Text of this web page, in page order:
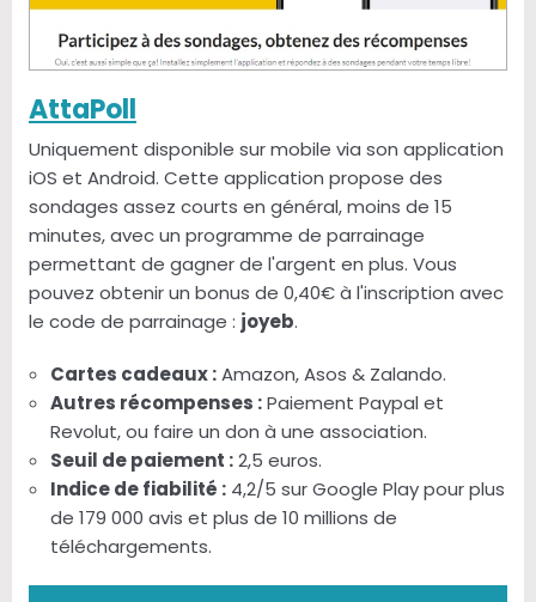
AttaPoll
Uniquement disponible sur mobile via son application
iOS et Android. Cette application propose des
sondages assez courts en général, moins de 15
minutes, avec un programme de parrainage
permettant de gagner de l'argent en plus. Vous
pouvez obtenir un bonus de 0,40€ à l'inscription avec
le code de parrainage : joyeb.
Cartes cadeaux :Amazon, Asos & Zalando.
Autres récompenses :Paiement Paypal et
Revolut, ou faire un don à une association.
Seuil de paiement :2,5 euros.
Indice de fiabilité : 4,2/5 sur Google Play pour plus
de 179 000 avis et plus de 10 millions de
téléchargements.